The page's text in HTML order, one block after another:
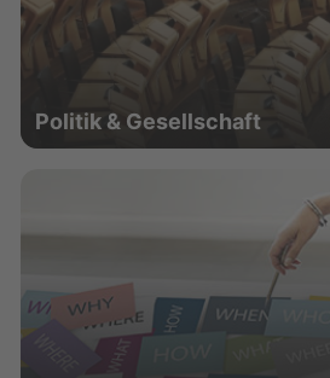
Politik & Gesellschaft